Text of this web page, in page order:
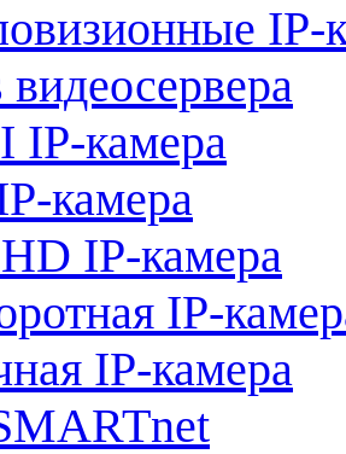
IP-
IP-камера
камера
IP-камера
IP-
IP-камера